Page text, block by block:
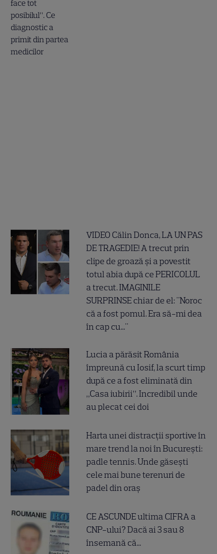
VIDEO Călin Donca, LA UN PAS
DE TRAGEDIE! A trecut prin
clipe de groază și a povestit
totul abia după ce PERICOLUL
a trecut. IMAGINILE
SURPRINSE chiar de el: "Noroc
că a fost pomul. Era să-mi dea
în cap cu..."
Lucia a părăsit România
împreună cu Iosif, la scurt timp
după ce a fost eliminată din
„Casa iubirii”. Incredibil unde
au plecat cei doi
Harta unei distracții sportive în
mare trend la noi în București:
padle tennis. Unde găsești
cele mai bune terenuri de
padel din oraș
CE ASCUNDE ultima CIFRA a
CNP-ului? Dacă ai 3 sau 8
însemană că...